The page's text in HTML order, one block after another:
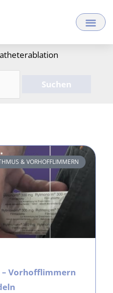
& VORHOFFLIMMERN
– Vorhofflimmern